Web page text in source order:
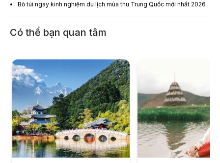
Bỏ túi ngay kinh nghiệm du lịch mùa thu Trung Quốc mới nhất 2026
Có thể bạn quan tâm